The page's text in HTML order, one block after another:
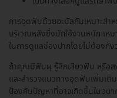
การอุดฟันด้วยอะมัลกัมเหมาะสำ
บริเวณหลังซึ่งมักใช้งานหนัก เห
ในการดูแลช่องปากโดยไม่ต้องกั
ถ้าคุณมีฟันผุ รู้สึกเสียวฟัน หรือส
และสำรวจแนวทางอุดฟันเพิ่มเติ
ป้องกันปัญหาที่อาจเกิดขึ้นในอน